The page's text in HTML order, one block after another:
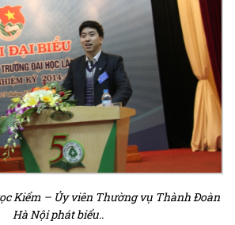
Kiểm – Ủy viên Thường vụ Thành Đoàn
Hà Nội phát biểu..